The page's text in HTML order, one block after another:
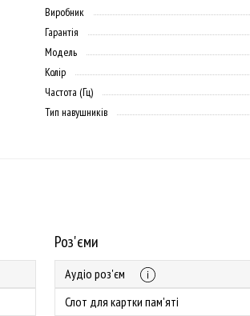
Виробник
Гарантія
Модель
Колір
Частота (Гц)
Тип навушників
Роз'єми
Аудіо роз'єм
Слот для картки пам'яті